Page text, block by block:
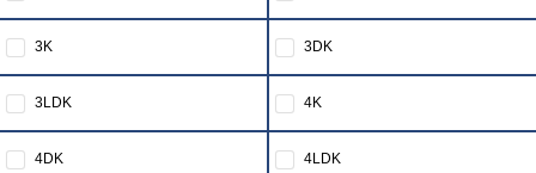
3K 3DK
3LDK 4K
4DK 4LDK